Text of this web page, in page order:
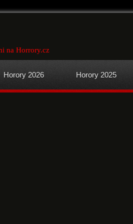
na Horrory.cz
Horory 2026 Horory 2025